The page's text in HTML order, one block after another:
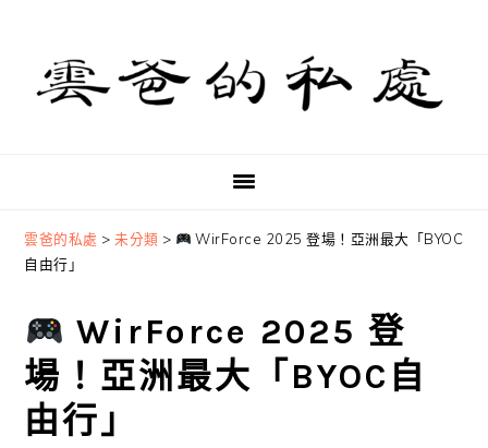
primary
navigation
content
primary
sidebar
雲爸的私處 >未分類 >
WirForce 2025 登場！亞洲最大「BYOC
自由行」
WirForce 2025 登
場！亞洲最大「BYOC自
由行」